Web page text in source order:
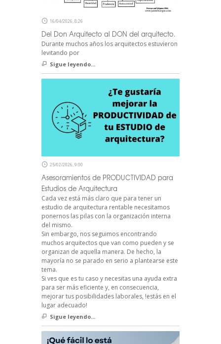
16/04/2026, 8:26
Del Don Arquitecto al DON del arquitecto.
Durante muchos años los arquitectos estuvieron
levitando por
Sigue leyendo...
25/02/2026, 9:00
Asesoramientos de PRODUCTIVIDAD para
Estudios de Arquitectura
Cada vez está más claro que para tener un
estudio de arquitectura rentable necesitamos
ponernos las pilas con la organización interna
del mismo.
Sin embargo, nos seguimos encontrando
muchos arquitectos que van como pueden y se
organizan de aquella manera. De hecho, la
mayoría no se parado en serio a plantearse este
tema.
Si ves que es tu caso y necesitas una ayuda extra
para ser más eficiente y, en consecuencia,
mejorar tus posibilidades laborales, !estás en el
lugar adecuado!
Sigue leyendo...